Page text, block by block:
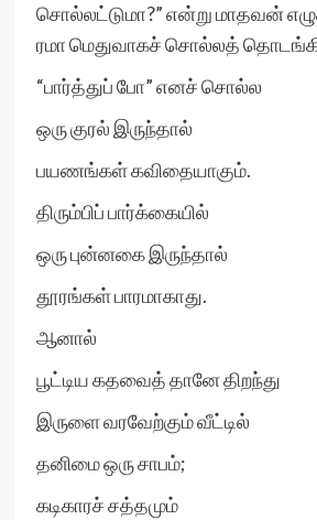
சொல்லட்டுமா?” என்று மாதவன்
ரமா மெதுவாகச் சொல்லத்
“பார்த்துப் போ” எனச் சொல்ல
ஒரு குரல் இருந்தால்
பயணங்கள் கவிதையாகும்.
திரும்பிப் பார்க்கையில்
ஒரு புன்னகை இருந்தால்
தூரங்கள் பாரமாகாது.
ஆனால்
பூட்டிய கதவைத் தானே திறந்து
இருளை வரவேற்கும் வீட்டில்
தனிமை ஒரு சாபம்;
கடிகாரச் சத்தமும்